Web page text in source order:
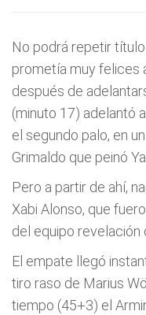
No podrá repetir
prometía muy felices
después de
(minuto 17) adelantó
el segundo palo, en
Grimaldo que peinó
Pero a partir de ahí,
Xabi Alonso, que
del equipo revelación
El empate llegó
tiro raso de Marius
tiempo (45+3) el